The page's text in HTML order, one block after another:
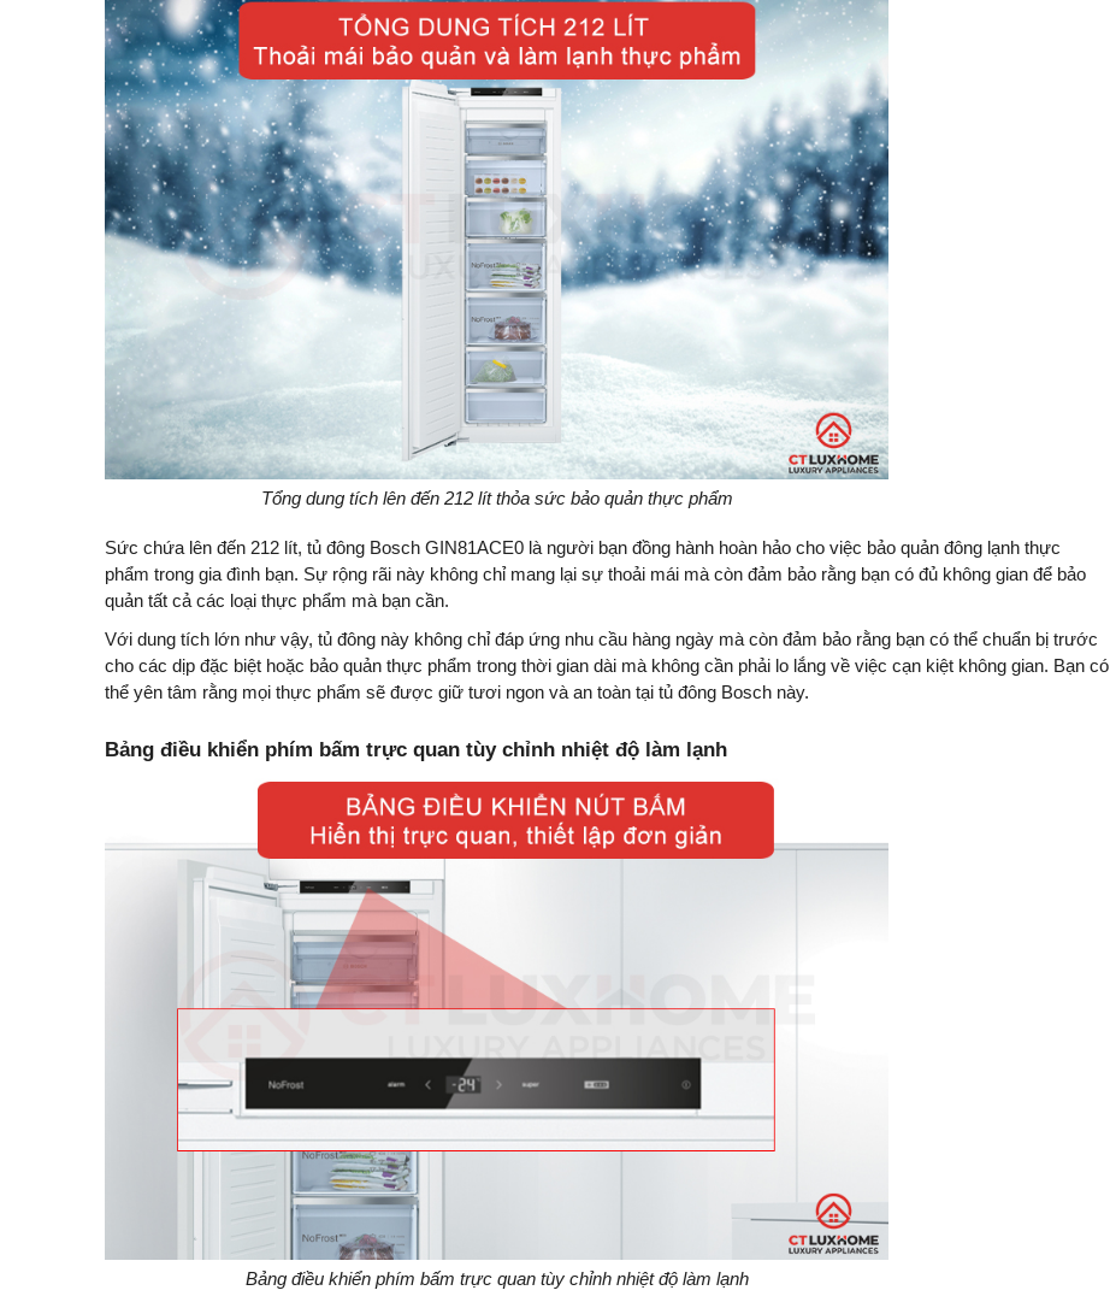
Tổng dung tích lên đến 212 lít thỏa sức bảo quản thực phẩm
Sức chứa lên đến 212 lít, tủ đông Bosch GIN81ACE0 là người bạn đồng hành hoàn hảo cho việc bảo quản đông lạnh thực
phẩm trong gia đình bạn. Sự rộng rãi này không chỉ mang lại sự thoải mái mà còn đảm bảo rằng bạn có đủ không gian để bảo
quản tất cả các loại thực phẩm mà bạn cần.
Với dung tích lớn như vậy, tủ đông này không chỉ đáp ứng nhu cầu hàng ngày mà còn đảm bảo rằng bạn có thể chuẩn bị trước
cho các dịp đặc biệt hoặc bảo quản thực phẩm trong thời gian dài mà không cần phải lo lắng về việc cạn kiệt không gian. Bạn có
thể yên tâm rằng mọi thực phẩm sẽ được giữ tươi ngon và an toàn tại tủ đông Bosch này.
Bảng điều khiển phím bấm trực quan tùy chỉnh nhiệt độ làm lạnh
Bảng điều khiển phím bấm trực quan tùy chỉnh nhiệt độ làm lạnh